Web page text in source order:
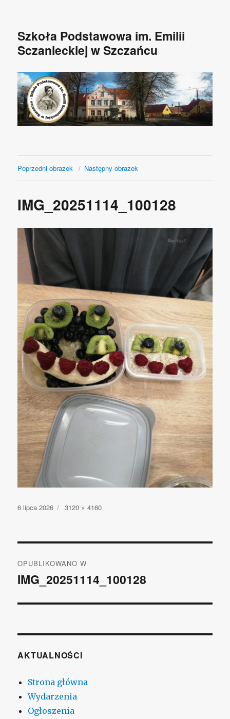
Szkoła Podstawowa im. Emilii
Sczanieckiej w Szczańcu
Poprzedni obrazek Następny obrazek
IMG_20251114_100128
Opublikowano
6 lipca 2026
Pełny
3120 × 4160
wpisu
OPUBLIKOWANO W
IMG_20251114_100128
AKTUALNOŚCI
Strona główna
Wydarzenia
Ogłoszenia